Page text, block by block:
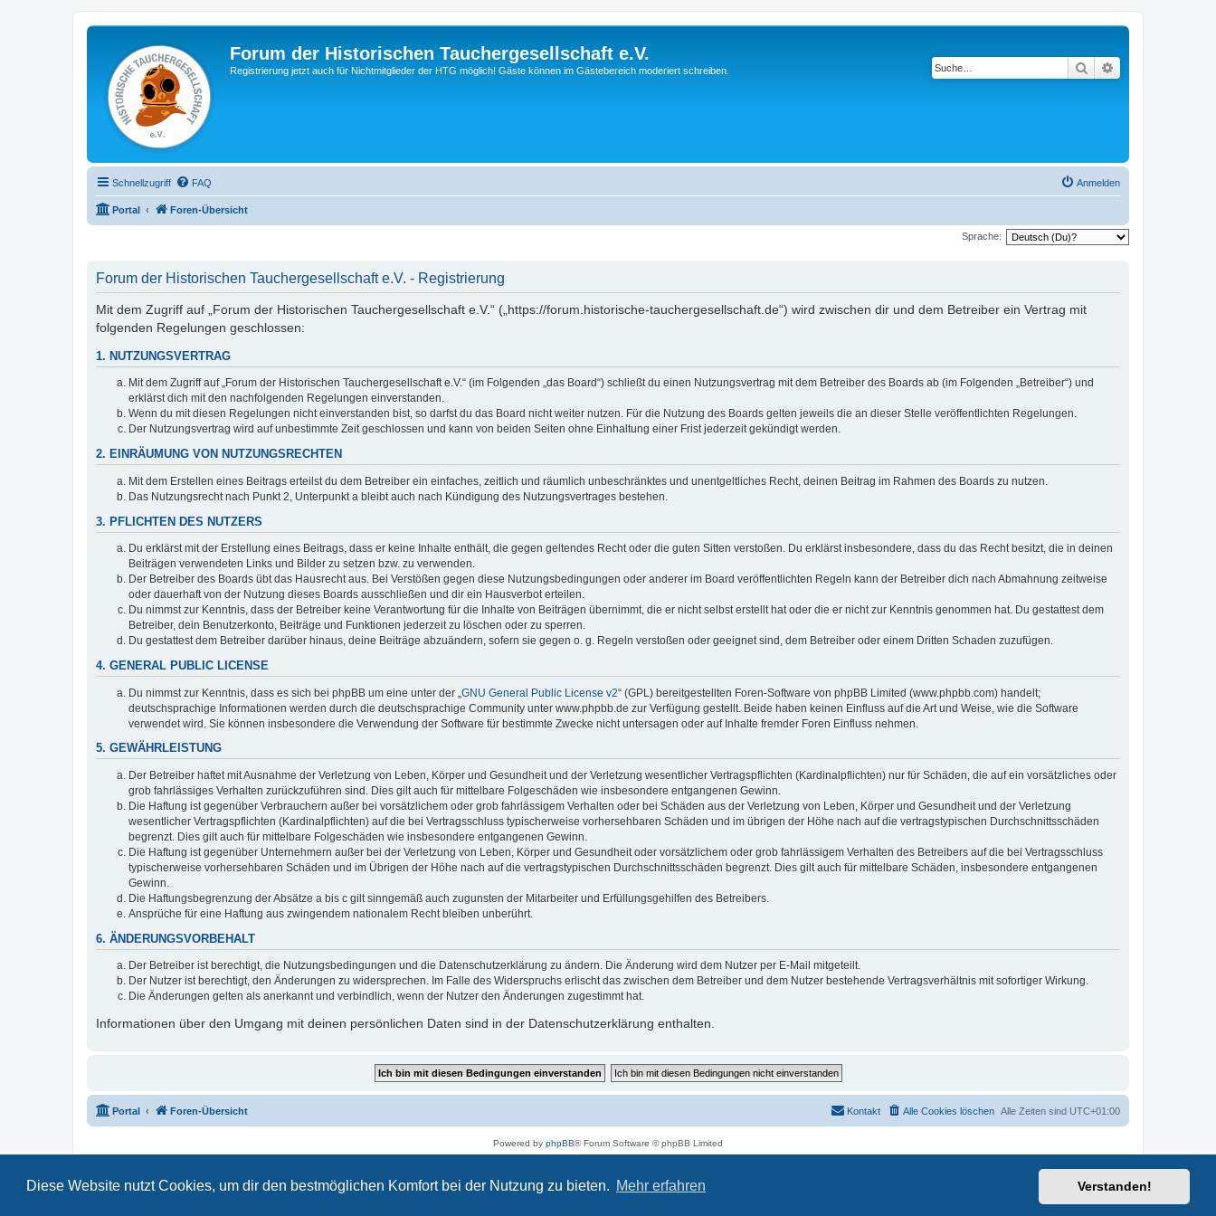
Diese Website nutzt Cookies, um dir den bestmöglichen Komfort bei der Nutzung zu bieten. Mehr erfahren Verstanden!
Forum der Historischen Tauchergesellschaft e.V.
Registrierung jetzt auch für Nichtmitglieder der HTG möglich! Gäste können im Gästebereich moderiert schreiben. Suche
Schnellzugriff FAQ Anmelden
Portal Foren-Übersicht
Sprache:
Forum der Historischen Tauchergesellschaft e.V. - Registrierung
Mit dem Zugriff auf „Forum der Historischen Tauchergesellschaft e.V.“ („https://forum.historische-tauchergesellschaft.de“) wird zwischen dir und dem Betreiber ein Vertrag mit
folgenden Regelungen geschlossen:
1. NUTZUNGSVERTRAG
Mit dem Zugriff auf „Forum der Historischen Tauchergesellschaft e.V.“ (im Folgenden „das Board“) schließt du einen Nutzungsvertrag mit dem Betreiber des Boards ab (im Folgenden „Betreiber“) und
erklärst dich mit den nachfolgenden Regelungen einverstanden.
Wenn du mit diesen Regelungen nicht einverstanden bist, so darfst du das Board nicht weiter nutzen. Für die Nutzung des Boards gelten jeweils die an dieser Stelle veröffentlichten Regelungen.
Der Nutzungsvertrag wird auf unbestimmte Zeit geschlossen und kann von beiden Seiten ohne Einhaltung einer Frist jederzeit gekündigt werden.
2. EINRÄUMUNG VON NUTZUNGSRECHTEN
Mit dem Erstellen eines Beitrags erteilst du dem Betreiber ein einfaches, zeitlich und räumlich unbeschränktes und unentgeltliches Recht, deinen Beitrag im Rahmen des Boards zu nutzen.
Das Nutzungsrecht nach Punkt 2, Unterpunkt a bleibt auch nach Kündigung des Nutzungsvertrages bestehen.
3. PFLICHTEN DES NUTZERS
Du erklärst mit der Erstellung eines Beitrags, dass er keine Inhalte enthält, die gegen geltendes Recht oder die guten Sitten verstoßen. Du erklärst insbesondere, dass du das Recht besitzt, die in deinen
Beiträgen verwendeten Links und Bilder zu setzen bzw. zu verwenden.
Der Betreiber des Boards übt das Hausrecht aus. Bei Verstößen gegen diese Nutzungsbedingungen oder anderer im Board veröffentlichten Regeln kann der Betreiber dich nach Abmahnung zeitweise
oder dauerhaft von der Nutzung dieses Boards ausschließen und dir ein Hausverbot erteilen.
Du nimmst zur Kenntnis, dass der Betreiber keine Verantwortung für die Inhalte von Beiträgen übernimmt, die er nicht selbst erstellt hat oder die er nicht zur Kenntnis genommen hat. Du gestattest dem
Betreiber, dein Benutzerkonto, Beiträge und Funktionen jederzeit zu löschen oder zu sperren.
Du gestattest dem Betreiber darüber hinaus, deine Beiträge abzuändern, sofern sie gegen o. g. Regeln verstoßen oder geeignet sind, dem Betreiber oder einem Dritten Schaden zuzufügen.
4. GENERAL PUBLIC LICENSE
Du nimmst zur Kenntnis, dass es sich bei phpBB um eine unter der „ GNU General Public License v2“ (GPL) bereitgestellten Foren-Software von phpBB Limited (www.phpbb.com) handelt;
deutschsprachige Informationen werden durch die deutschsprachige Community unter www.phpbb.de zur Verfügung gestellt. Beide haben keinen Einfluss auf die Art und Weise, wie die Software
verwendet wird. Sie können insbesondere die Verwendung der Software für bestimmte Zwecke nicht untersagen oder auf Inhalte fremder Foren Einfluss nehmen.
5. GEWÄHRLEISTUNG
Der Betreiber haftet mit Ausnahme der Verletzung von Leben, Körper und Gesundheit und der Verletzung wesentlicher Vertragspflichten (Kardinalpflichten) nur für Schäden, die auf ein vorsätzliches oder
grob fahrlässiges Verhalten zurückzuführen sind. Dies gilt auch für mittelbare Folgeschäden wie insbesondere entgangenen Gewinn.
Die Haftung ist gegenüber Verbrauchern außer bei vorsätzlichem oder grob fahrlässigem Verhalten oder bei Schäden aus der Verletzung von Leben, Körper und Gesundheit und der Verletzung
wesentlicher Vertragspflichten (Kardinalpflichten) auf die bei Vertragsschluss typischerweise vorhersehbaren Schäden und im übrigen der Höhe nach auf die vertragstypischen Durchschnittsschäden
begrenzt. Dies gilt auch für mittelbare Folgeschäden wie insbesondere entgangenen Gewinn.
Die Haftung ist gegenüber Unternehmern außer bei der Verletzung von Leben, Körper und Gesundheit oder vorsätzlichem oder grob fahrlässigem Verhalten des Betreibers auf die bei Vertragsschluss
typischerweise vorhersehbaren Schäden und im Übrigen der Höhe nach auf die vertragstypischen Durchschnittsschäden begrenzt. Dies gilt auch für mittelbare Schäden, insbesondere entgangenen
Gewinn.
Die Haftungsbegrenzung der Absätze a bis c gilt sinngemäß auch zugunsten der Mitarbeiter und Erfüllungsgehilfen des Betreibers.
Ansprüche für eine Haftung aus zwingendem nationalem Recht bleiben unberührt.
6. ÄNDERUNGSVORBEHALT
Der Betreiber ist berechtigt, die Nutzungsbedingungen und die Datenschutzerklärung zu ändern. Die Änderung wird dem Nutzer per E-Mail mitgeteilt.
Der Nutzer ist berechtigt, den Änderungen zu widersprechen. Im Falle des Widerspruchs erlischt das zwischen dem Betreiber und dem Nutzer bestehende Vertragsverhältnis mit sofortiger Wirkung.
Die Änderungen gelten als anerkannt und verbindlich, wenn der Nutzer den Änderungen zugestimmt hat.
Informationen über den Umgang mit deinen persönlichen Daten sind in der Datenschutzerklärung enthalten.
Portal Foren-Übersicht Alle Zeiten sind UTC+01:00
Alle Cookies löschen
Kontakt
Powered by phpBB® Forum Software © phpBB Limited